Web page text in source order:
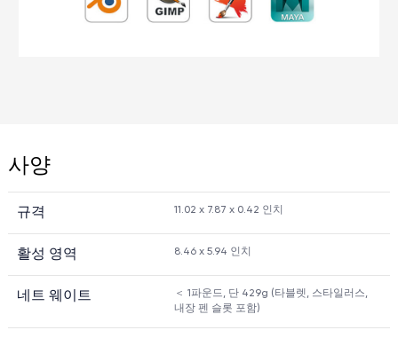
사양
규격 11.02 x 7.87 x 0.42 인치
활성 영역 8.46 x 5.94 인치
네트 웨이트
＜ 1파운드, 단 429g (타블렛, 스타일러스,
내장 펜 슬롯 포함)